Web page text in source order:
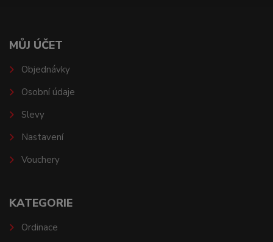
MŮJ ÚČET
Objednávky
Osobní údaje
Slevy
Nastavení
Vouchery
KATEGORIE
Ordinace